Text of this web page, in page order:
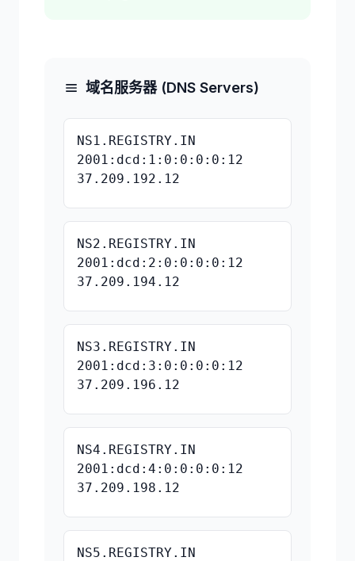
域名服务器 (DNS Servers)
NS1.REGISTRY.IN
2001:dcd:1:0:0:0:0:12
37.209.192.12
NS2.REGISTRY.IN
2001:dcd:2:0:0:0:0:12
37.209.194.12
NS3.REGISTRY.IN
2001:dcd:3:0:0:0:0:12
37.209.196.12
NS4.REGISTRY.IN
2001:dcd:4:0:0:0:0:12
37.209.198.12
NS5.REGISTRY.IN